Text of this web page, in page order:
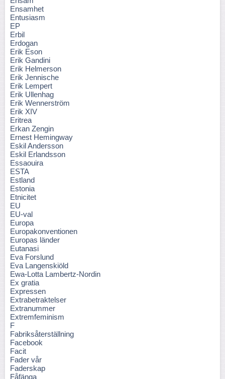
Ensamhet
Entusiasm
EP
Erbil
Erdogan
Erik Eson
Erik Gandini
Erik Helmerson
Erik Jennische
Erik Lempert
Erik Ullenhag
Erik Wennerström
Erik XIV
Eritrea
Erkan Zengin
Ernest Hemingway
Eskil Andersson
Eskil Erlandsson
Essaouira
ESTA
Estland
Estonia
Etnicitet
EU
EU-val
Europa
Europakonventionen
Europas länder
Eutanasi
Eva Forslund
Eva Langenskiöld
Ewa-Lotta Lambertz-Nordin
Ex gratia
Expressen
Extrabetraktelser
Extranummer
Extremfeminism
F
Fabriksåterställning
Facebook
Facit
Fader vår
Faderskap
Fåfänga